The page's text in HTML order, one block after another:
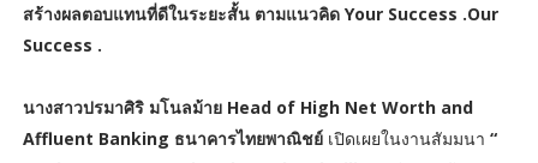
สร้างผลตอบแทนที่ดีในระยะสั้น ตามแนวคิด Your Success .Our
Success .
นางสาวปรมาศิริ มโนลม้าย Head of High Net Worth and
Affluent Banking ธนาคารไทยพาณิชย์เปิดเผยในงานสัมมนา “